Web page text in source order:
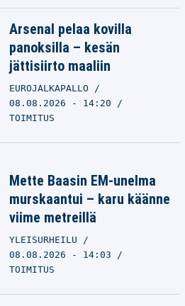
Arsenal pelaa kovilla
panoksilla – kesän
jättisiirto maaliin
EUROJALKAPALLO
08.08.2026 - 14:20
TOIMITUS
Mette Baasin EM-unelma
murskaantui – karu käänne
viime metreillä
YLEISURHEILU
08.08.2026 - 14:03
TOIMITUS